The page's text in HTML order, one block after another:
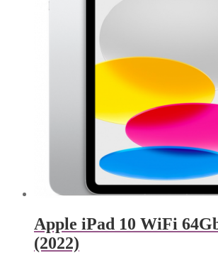
Apple iPad 10 WiFi
(2022)